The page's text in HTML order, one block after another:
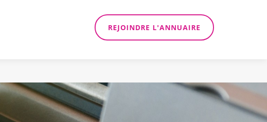
REJOINDRE L'ANNUAIRE